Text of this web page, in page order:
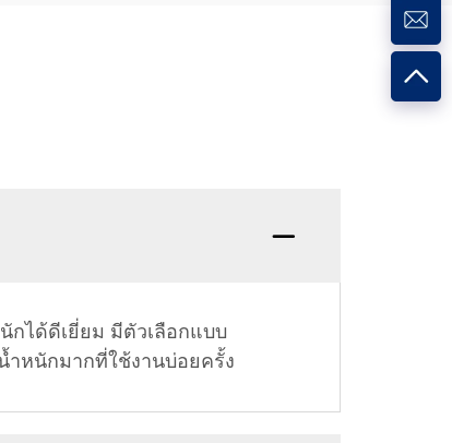
กได้ดีเยี่ยม มีตัวเลือกแบบ
ำหนักมากที่ใช้งานบ่อยครั้ง